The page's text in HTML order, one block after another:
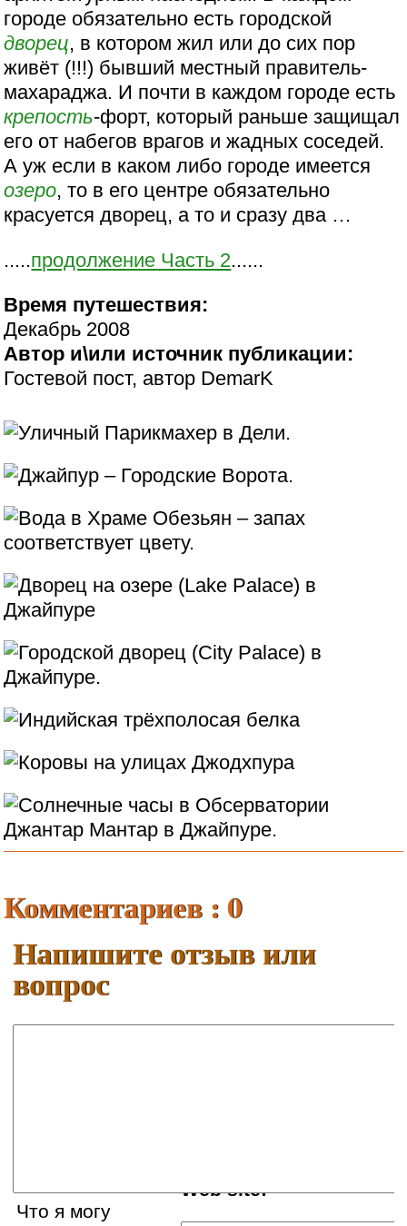
городе обязательно есть городской
дворец, в котором жил или до сих пор
живёт (!!!) бывший местный правитель-
махараджа. И почти в каждом городе есть
крепость-форт, который раньше защищал
его от набегов врагов и жадных соседей.
А уж если в каком либо городе имеется
озеро, то в его центре обязательно
красуется дворец, а то и сразу два …
.....продолжение Часть 2......
Время путешествия:
Декабрь 2008
Автор и\или источник публикации:
Гостевой пост, автор DemarK
Комментариев : 0
Напишите отзыв или
вопрос
Web site:
Что я могу